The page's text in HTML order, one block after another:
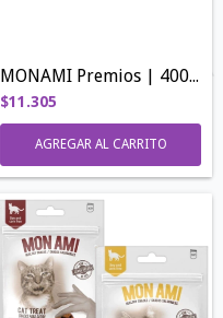
MONAMI Premios | 400 GR
$11.305
AGREGAR AL CARRITO